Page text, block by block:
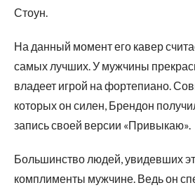
Стоун.
На данный момент его кавер
самых лучших. У мужчины
владеет игрой на фортепиано.
которых он силен, Брендон
запись своей версии «Привыкаю».
Большинство людей, увидевших
комплименты мужчине. Ведь он